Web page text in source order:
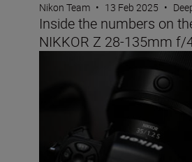
Nikon Team • 13 Feb 2025 •
Inside the numbers on
NIKKOR Z 28-135mm f/